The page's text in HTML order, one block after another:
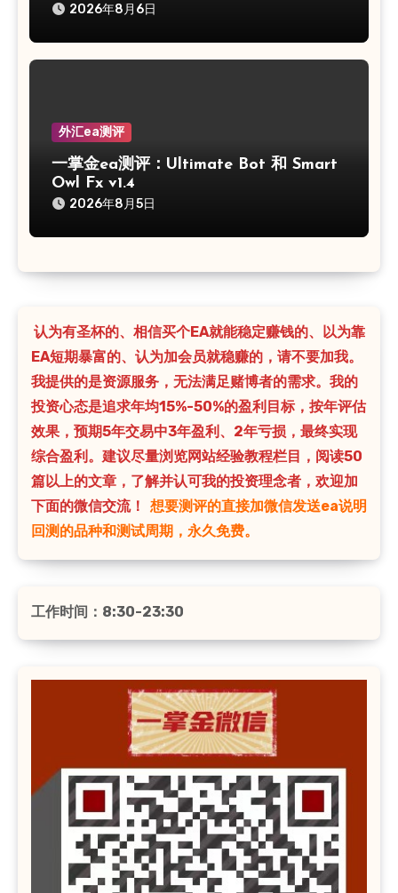
2026年8月6日
外汇ea测评
一掌金ea测评：Ultimate Bot 和 Smart
Owl Fx v1.4
2026年8月5日
认为有圣杯的、相信买个EA就能稳定赚钱的、以为靠
EA短期暴富的、认为加会员就稳赚的，请不要加我。
我提供的是资源服务，无法满足赌博者的需求。我的
投资心态是追求年均15%-50%的盈利目标，按年评估
效果，预期5年交易中3年盈利、2年亏损，最终实现
综合盈利。建议尽量浏览网站经验教程栏目，阅读50
篇以上的文章，了解并认可我的投资理念者，欢迎加
下面的微信交流！
想要测评的直接加微信发送ea说明
回测的品种和测试周期，永久免费。
工作时间：8:30-23:30